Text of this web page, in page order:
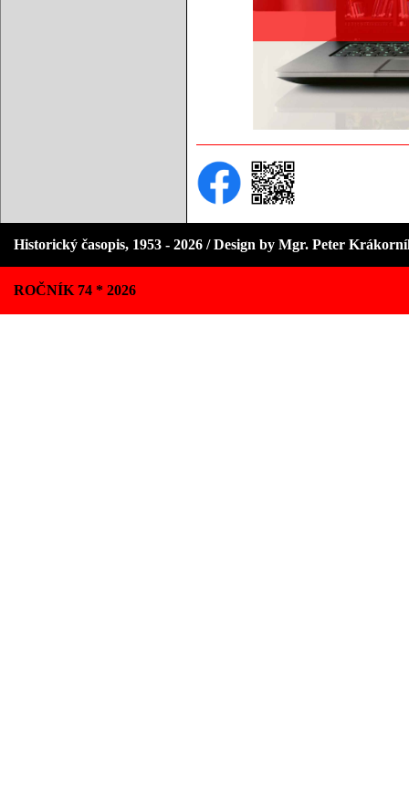
Historický časopis, 1953 - 2026 / Design by Mgr. Peter
ROČNÍK 74 * 2026